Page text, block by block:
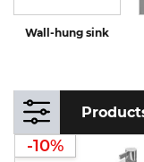
Wall-hung sink
-10%